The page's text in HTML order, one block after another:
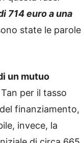
714 euro a una
state le parole
un mutuo
per il tasso
finanziamento,
invece, la